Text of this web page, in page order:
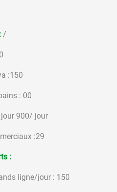
/
:150
: 00
900/ jour
:29
:
ligne/jour : 150